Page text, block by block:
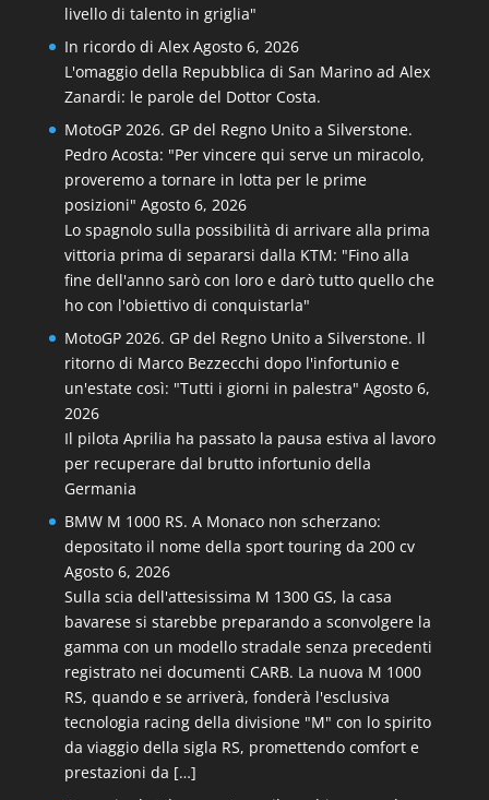
livello di talento in griglia"
In ricordo di Alex Agosto 6, 2026
L'omaggio della Repubblica di San Marino ad Alex
Zanardi: le parole del Dottor Costa.
MotoGP 2026. GP del Regno Unito a Silverstone.
Pedro Acosta: "Per vincere qui serve un miracolo,
proveremo a tornare in lotta per le prime
posizioni" Agosto 6, 2026
Lo spagnolo sulla possibilità di arrivare alla prima
vittoria prima di separarsi dalla KTM: "Fino alla
fine dell'anno sarò con loro e darò tutto quello che
ho con l'obiettivo di conquistarla"
MotoGP 2026. GP del Regno Unito a Silverstone. Il
ritorno di Marco Bezzecchi dopo l'infortunio e
un'estate così: "Tutti i giorni in palestra" Agosto 6,
2026
Il pilota Aprilia ha passato la pausa estiva al lavoro
per recuperare dal brutto infortunio della
Germania
BMW M 1000 RS. A Monaco non scherzano:
depositato il nome della sport touring da 200 cv
Agosto 6, 2026
Sulla scia dell'attesissima M 1300 GS, la casa
bavarese si starebbe preparando a sconvolgere la
gamma con un modello stradale senza precedenti
registrato nei documenti CARB. La nuova M 1000
RS, quando e se arriverà, fonderà l'esclusiva
tecnologia racing della divisione "M" con lo spirito
da viaggio della sigla RS, promettendo comfort e
prestazioni da […]